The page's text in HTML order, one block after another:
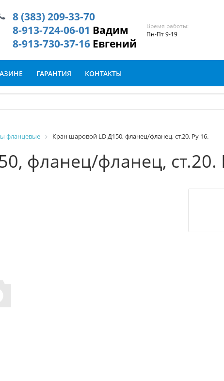
8 (383) 209-33-70
8-913-724-06-01 Вадим
8-913-730-37-16 Евгений
Время работы:
Пн-Пт 9-19
ГАРАНТИЯ КОНТАКТЫ
фланцевые Кран шаровой LD Д150, фланец/фланец, ст.20. Ру 16.
фланец/фланец, ст.20.